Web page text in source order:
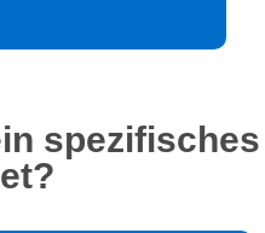
spezifisches